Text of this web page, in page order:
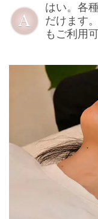
はい。各
だけます
もご利用